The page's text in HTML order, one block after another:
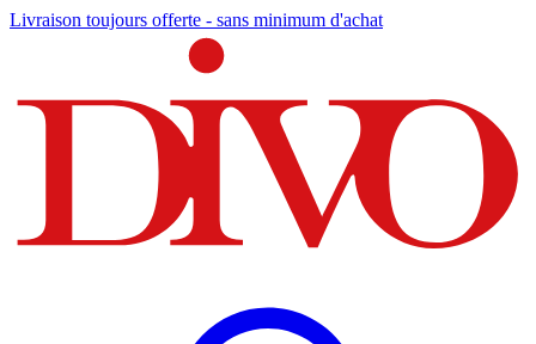
Livraison toujours offerte - sans minimum d'achat